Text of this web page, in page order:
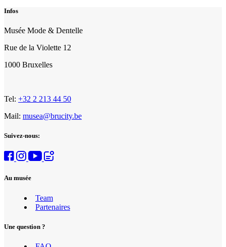
Infos
Musée Mode & Dentelle
Rue de la Violette 12
1000 Bruxelles
Tel: +32 2 213 44 50
Mail: musea@brucity.be
Suivez-nous:
Au musée
Team
Partenaires
Une question ?